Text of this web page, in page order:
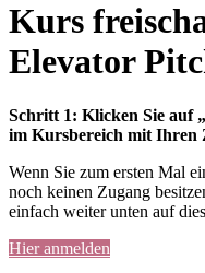
Kurs
Elevator
Schritt 1: Klicken Sie auf
im Kursbereich mit Ihren
Wenn Sie zum ersten Mal
noch keinen Zugang
einfach weiter unten auf
Hier anmelden